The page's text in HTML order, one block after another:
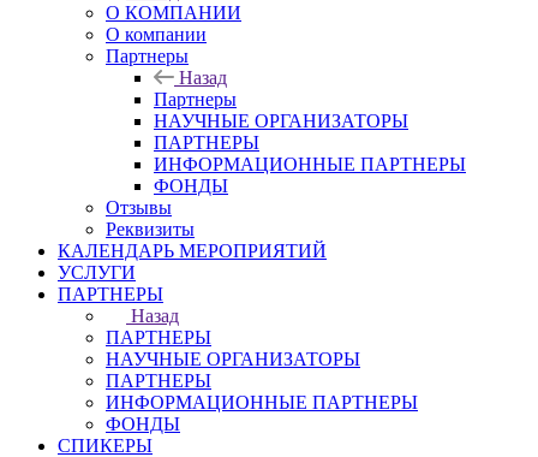
О КОМПАНИИ
О компании
Партнеры
Назад
Партнеры
НАУЧНЫЕ ОРГАНИЗАТОРЫ
ПАРТНЕРЫ
ИНФОРМАЦИОННЫЕ ПАРТНЕРЫ
ФОНДЫ
Отзывы
Реквизиты
КАЛЕНДАРЬ МЕРОПРИЯТИЙ
УСЛУГИ
ПАРТНЕРЫ
Назад
ПАРТНЕРЫ
НАУЧНЫЕ ОРГАНИЗАТОРЫ
ПАРТНЕРЫ
ИНФОРМАЦИОННЫЕ ПАРТНЕРЫ
ФОНДЫ
СПИКЕРЫ